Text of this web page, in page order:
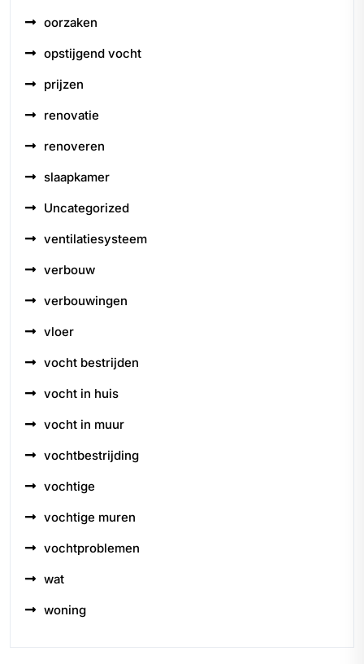
oorzaken
opstijgend vocht
prijzen
renovatie
renoveren
slaapkamer
Uncategorized
ventilatiesysteem
verbouw
verbouwingen
vloer
vocht bestrijden
vocht in huis
vocht in muur
vochtbestrijding
vochtige
vochtige muren
vochtproblemen
wat
woning